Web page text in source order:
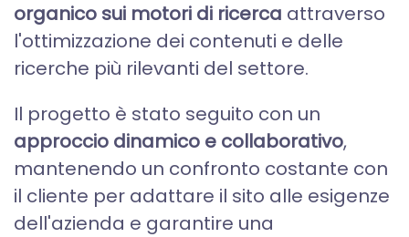
organico sui motori di ricerca attraverso
l'ottimizzazione dei contenuti e delle
ricerche più rilevanti del settore.
Il progetto è stato seguito con un
approccio dinamico e collaborativo,
mantenendo un confronto costante con
il cliente per adattare il sito alle esigenze
dell'azienda e garantire una